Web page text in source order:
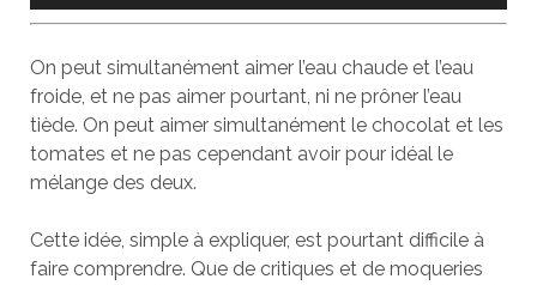
On peut simultanément aimer l’eau chaude et l’eau
froide, et ne pas aimer pourtant, ni ne prôner l’eau
tiède. On peut aimer simultanément le chocolat et les
tomates et ne pas cependant avoir pour idéal le
mélange des deux.
Cette idée, simple à expliquer, est pourtant difficile à
faire comprendre. Que de critiques et de moqueries